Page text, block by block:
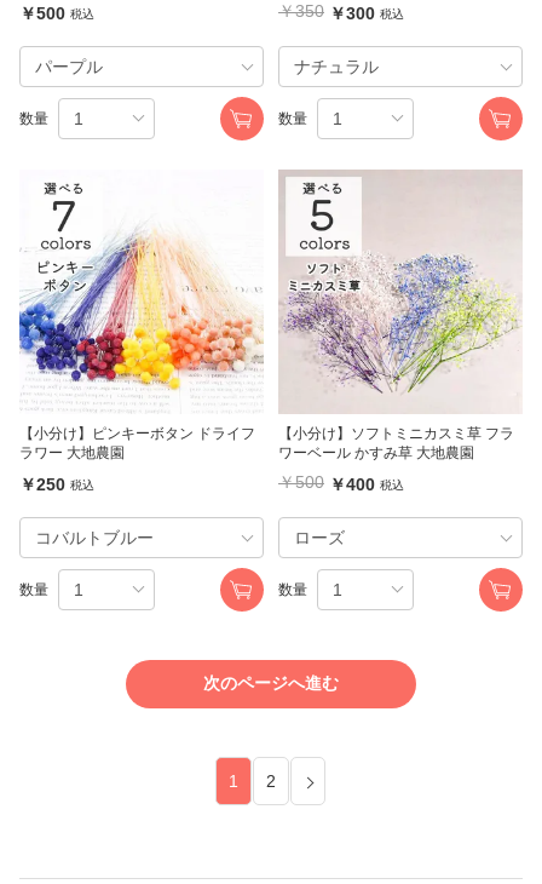
￥500 税込
数量
￥350 ￥300 税込
数量
【小分け】ピンキーボタン ドライフ
ラワー 大地農園
￥250 税込
数量
【小分け】ソフトミニカスミ草 フラ
ワーベール かすみ草 大地農園
￥500 ￥400 税込
数量
次のページへ進む
1 2